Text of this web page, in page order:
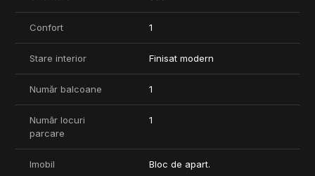
Confort 1
Stare interior Finisat modern
Număr balcoane 1
Număr locuri
parcare
1
Imobil Bloc de apart.